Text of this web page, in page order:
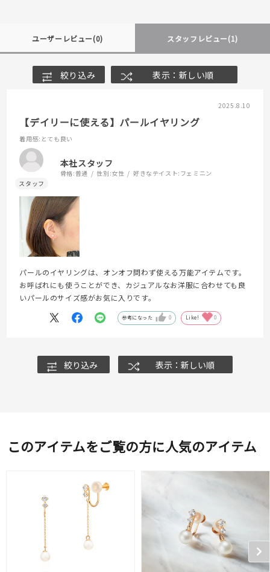
ユーザーレビュー(0) スタッフレビュー(1)
絞り込み 表示：新しい順
2025.8.10
【デイリーに使える】パールイヤリング
着用感:とても良い
本社スタッフ
骨格:普通 性別:女性 好きなテイスト: フェミニン
パールのイヤリングは、オンオフ問わず使える万能アイテムです。
お呼ばれにも使うことができ、カジュアルなお洋服に合わせても良
いパールのサイズ感がお気に入りです。
参考になった 0 Like! 0
絞り込み 表示：新しい順
このアイテムをご覧の方に人気のアイテム